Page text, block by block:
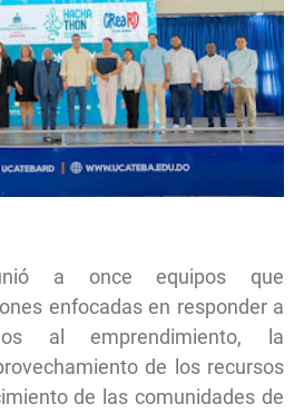
a once equipos que
enfocadas en responder a
al emprendimiento, la
de los recursos
de las comunidades de